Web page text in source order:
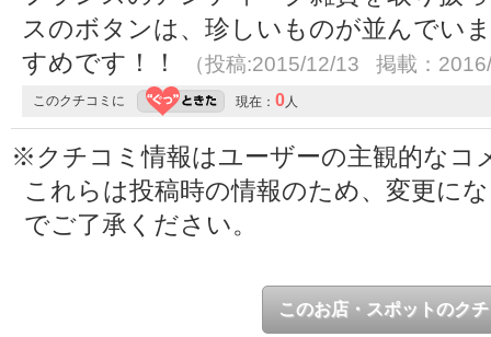
スのボタンは、珍しいものが並んでい
すめです！！
（投稿:2015/12/13 掲載：
このクチコミに 現在： 0人
※クチコミ情報はユーザーの主観的なコ
これらは投稿時の情報のため、変更に
でご了承ください。
このお店・スポットのク